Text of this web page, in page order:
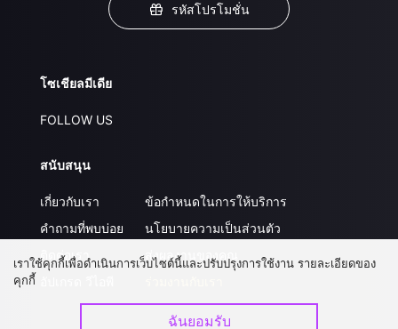
รหัสโปรโมชั่น
โซเชียลมีเดีย
FOLLOW US
สนับสนุน
เกี่ยวกับเรา
คำถามที่พบบ่อย
ติดต่อเรา
ข้อกำหนดในการให้บริการ
นโยบายความเป็นส่วนตัว
ส่งผลงานของคุณ
เราใช้คุกกี้เพื่อดำเนินการเว็บไซต์นี้และปรับปรุงการใช้งาน รายละเอียดของ
คุกกี้
ฉันยอมรับ